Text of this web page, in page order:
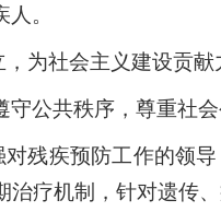
。
为社会主义建设贡献
公共秩序，尊重社会
残疾预防工作的领
疗机制，针对遗传